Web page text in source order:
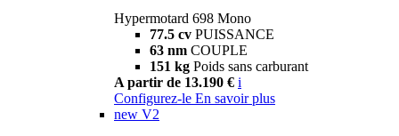
Hypermotard 698 Mono
77.5 cv PUISSANCE
63 nm COUPLE
151 kg Poids sans carburant
A partir de 13.190 € i
Configurez-le En savoir plus
new V2